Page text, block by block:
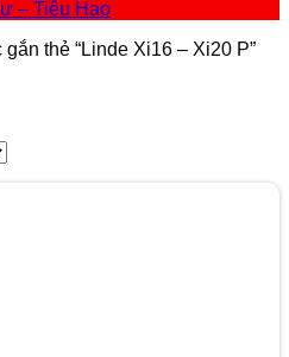
– Tiêu Hao
thẻ “Linde Xi16 – Xi20 P”